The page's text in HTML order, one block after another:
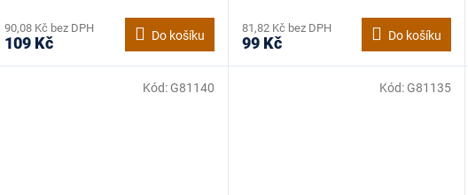
90,08 Kč bez DPH
109 Kč Do košíku
81,82 Kč bez DPH
99 Kč Do košíku
Kód: G81140 Kód: G81135